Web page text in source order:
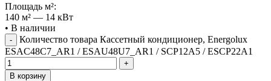
Площадь м²:
140 м² — 14 кВт
• В наличии
Количество товара Кассетный кондиционер, Energolux
ESAC48C7_AR1 / ESAU48U7_AR1 / SCP12A5 / ESCP22A1
В корзину